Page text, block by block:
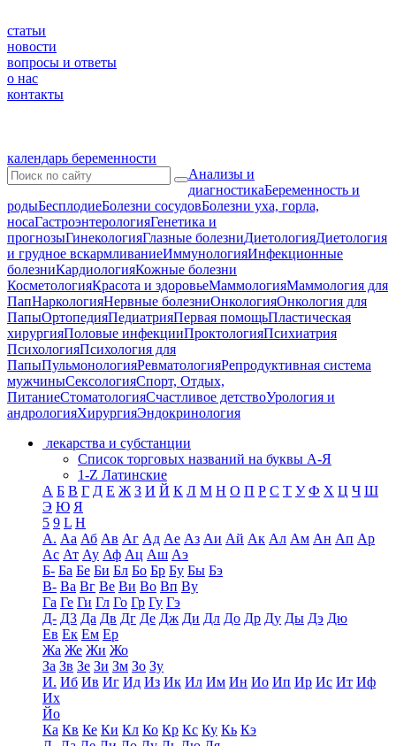
статьи
новости
вопросы и ответы
о нас
контакты
календарь беременности
Анализы и
диагностикаБеременность и
родыБесплодиеБолезни сосудовБолезни уха, горла,
носаГастроэнтерологияГенетика и
прогнозыГинекологияГлазные болезниДиетологияДиетология
и грудное вскармливаниеИммунологияИнфекционные
болезниКардиологияКожные болезни
КосметологияКрасота и здоровьеМаммологияМаммология для
ПапНаркологияНервные болезниОнкологияОнкология для
ПапыОртопедияПедиатрияПервая помощьПластическая
хирургияПоловые инфекцииПроктологияПсихиатрия
ПсихологияПсихология для
ПапыПульмонологияРевматологияРепродуктивная система
мужчиныСексологияСпорт, Отдых,
ПитаниеСтоматологияСчастливое детствоУрология и
андрологияХирургияЭндокринология
лекарства и субстанции
Список торговых названий на буквы А-Я
1-Z Латинские
А Б В Г Д Е Ж З И Й К Л М Н О П Р С Т У Ф Х Ц Ч Ш
Э Ю Я
5 9 L H
А. Аа Аб Ав Аг Ад Ае Аз Аи Ай Ак Ал Ам Ан Ап Ар
Ас Ат Ау Аф Ац Аш Аэ
Б- Ба Бе Би Бл Бо Бр Бу Бы Бэ
В- Ва Вг Ве Ви Во Вп Ву
Га Ге Ги Гл Го Гр Гу Гэ
Д- Д3 Да Дв Дг Де Дж Ди Дл До Др Ду Ды Дэ Дю
Ев Ек Ем Ер
Жа Же Жи Жо
За Зв Зе Зи Зм Зо Зу
И. Иб Ив Иг Ид Из Ик Ил Им Ин Ио Ип Ир Ис Ит Иф
Их
Йо
Ка Кв Ке Ки Кл Ко Кр Кс Ку Кь Кэ